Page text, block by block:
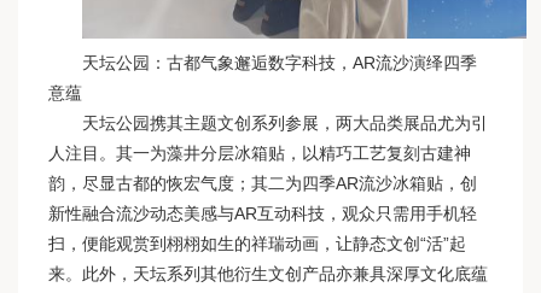
天坛公园：古都气象邂逅数字科技，AR流沙演绎四季
意蕴
天坛公园携其主题文创系列参展，两大品类展品尤为引
人注目。其一为藻井分层冰箱贴，以精巧工艺复刻古建神
韵，尽显古都的恢宏气度；其二为四季AR流沙冰箱贴，创
新性融合流沙动态美感与AR互动科技，观众只需用手机轻
扫，便能观赏到栩栩如生的祥瑞动画，让静态文创“活”起
来。此外，天坛系列其他衍生文创产品亦兼具深厚文化底蕴